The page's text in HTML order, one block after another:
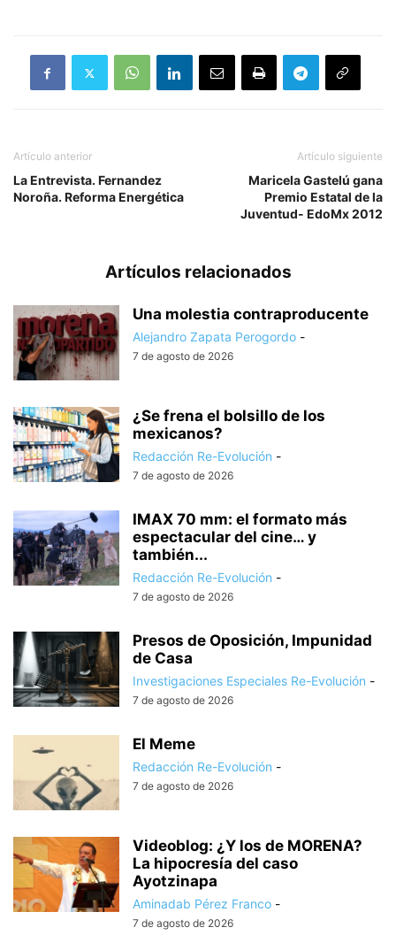
Artículo anterior
La Entrevista. Fernandez
Noroña. Reforma Energética
Artículo siguiente
Maricela Gastelú gana
Premio Estatal de la
Juventud- EdoMx 2012
Artículos relacionados
Una molestia contraproducente
Alejandro Zapata Perogordo -
7 de agosto de 2026
¿Se frena el bolsillo de los
mexicanos?
Redacción Re-Evolución -
7 de agosto de 2026
IMAX 70 mm: el formato más
espectacular del cine… y
también...
Redacción Re-Evolución -
7 de agosto de 2026
Presos de Oposición, Impunidad
de Casa
Investigaciones Especiales Re-Evolución -
7 de agosto de 2026
El Meme
Redacción Re-Evolución -
7 de agosto de 2026
Videoblog: ¿Y los de MORENA?
La hipocresía del caso
Ayotzinapa
Aminadab Pérez Franco -
7 de agosto de 2026